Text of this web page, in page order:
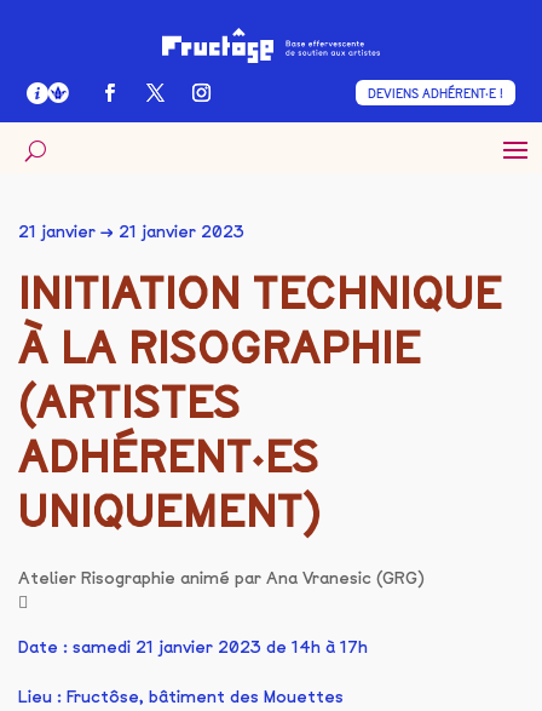
DEVIENS ADHÉRENT·E !
21 janvier → 21 janvier 2023
INITIATION TECHNIQUE
À LA RISOGRAPHIE
(ARTISTES
ADHÉRENT·ES
UNIQUEMENT)
Atelier Risographie animé par Ana Vranesic (GRG)
Date : samedi 21 janvier 2023 de 14h à 17h
Lieu : Fructôse, bâtiment des Mouettes